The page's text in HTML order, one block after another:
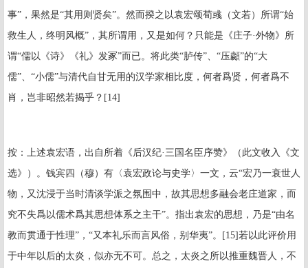
事”，果然是“其用则贤矣”。然而揆之以袁宏颂荀彧（文若）所谓“始
救生人，终明风概”，其所谓用，又是如何？只能是《庄子·外物》所
谓“儒以《诗》《礼》发冢”而已。将此类“胪传”、“压顪”的“大
儒”、“小儒”与清代自甘无用的汉学家相比度，何者爲贤，何者爲不
肖，岂非昭然若揭乎？ [14]
按：上述袁宏语，出自所着《后汉纪·三国名臣序赞》（此文收入《文
选》）。钱宾四（穆）有〈袁宏政论与史学〉一文，云“宏乃一衰世人
物，又沈浸于当时清谈学派之氛围中，故其思想多融会老庄道家，而
究不失爲以儒术爲其思想体系之主干”。指出袁宏的思想，乃是“由名
教而贯通于性理”，“又本礼乐而言风俗，别华夷”。
[15]若以此评价用
于中年以后的太炎，似亦无不可。总之，太炎之所以推重魏晋人，不